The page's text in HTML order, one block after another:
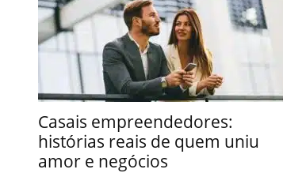
Casais empreendedores:
histórias reais de quem uniu
amor e negócios